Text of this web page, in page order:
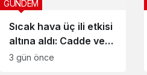
Sıcak hava üç ili etkisi
altına aldı: Cadde ve
parklar boş kaldı
GÜNDEM
3 gün önce